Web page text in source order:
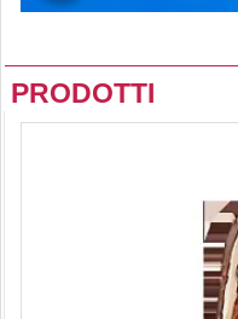
PRODOTTI